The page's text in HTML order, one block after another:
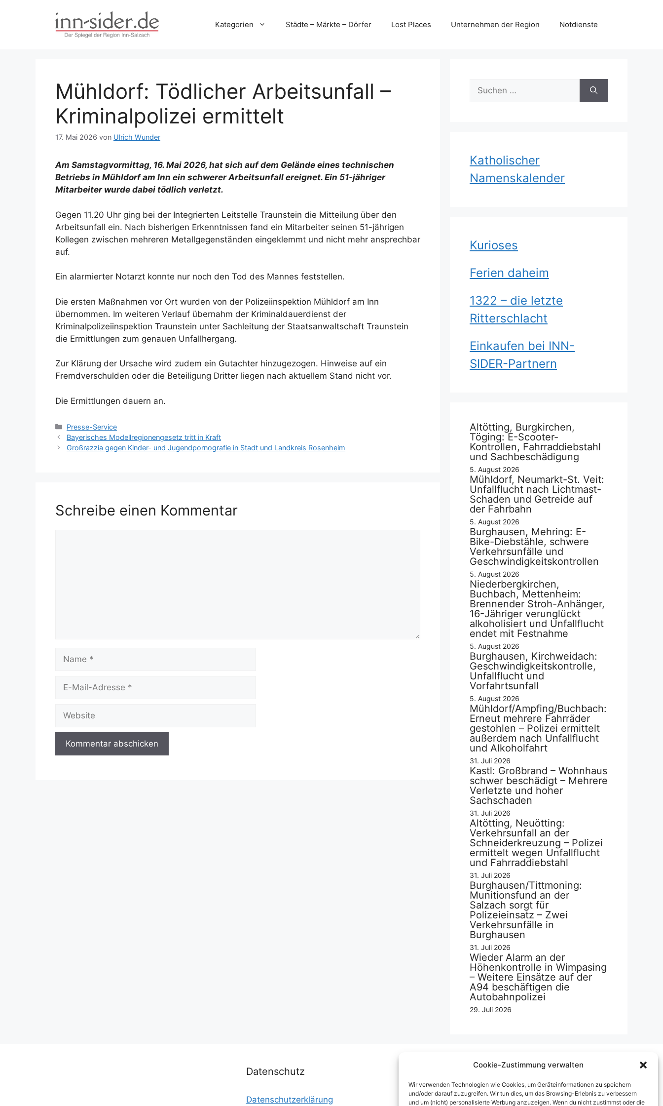
Cookie-Zustimmung verwalten
Wir verwenden Technologien wie Cookies, um Geräteinformationen zu speichern
und/oder darauf zuzugreifen. Wir tun dies, um das Browsing-Erlebnis zu verbessern
und um (nicht) personalisierte Werbung anzuzeigen. Wenn du nicht zustimmst oder die
Kategorien Städte – Märkte – Dörfer Lost Places Unternehmen der Region Notdienste
Mühldorf: Tödlicher Arbeitsunfall –
Kriminalpolizei ermittelt
17. Mai 2026 von Ulrich Wunder
Am Samstagvormittag, 16. Mai 2026, hat sich auf dem Gelände eines technischen
Betriebs in Mühldorf am Inn ein schwerer Arbeitsunfall ereignet. Ein 51-jähriger
Mitarbeiter wurde dabei tödlich verletzt.
Gegen 11.20 Uhr ging bei der Integrierten Leitstelle Traunstein die Mitteilung über den
Arbeitsunfall ein. Nach bisherigen Erkenntnissen fand ein Mitarbeiter seinen 51-jährigen
Kollegen zwischen mehreren Metallgegenständen eingeklemmt und nicht mehr ansprechbar
auf.
Ein alarmierter Notarzt konnte nur noch den Tod des Mannes feststellen.
Die ersten Maßnahmen vor Ort wurden von der Polizeiinspektion Mühldorf am Inn
übernommen. Im weiteren Verlauf übernahm der Kriminaldauerdienst der
Kriminalpolizeiinspektion Traunstein unter Sachleitung der Staatsanwaltschaft Traunstein
die Ermittlungen zum genauen Unfallhergang.
Zur Klärung der Ursache wird zudem ein Gutachter hinzugezogen. Hinweise auf ein
Fremdverschulden oder die Beteiligung Dritter liegen nach aktuellem Stand nicht vor.
Die Ermittlungen dauern an.
Kategorien
Presse-Service
Bayerisches Modellregionengesetz tritt in Kraft
Großrazzia gegen Kinder- und Jugendpornografie in Stadt und Landkreis Rosenheim
Schreibe einen Kommentar
Mail-
Suchen
nach:
Katholischer
Namenskalender
Kurioses
Ferien daheim
1322 – die letzte
Ritterschlacht
Einkaufen bei INN-
SIDER-Partnern
Altötting, Burgkirchen,
Töging: E-Scooter-
Kontrollen, Fahrraddiebstahl
und Sachbeschädigung
5. August 2026
Mühldorf, Neumarkt-St. Veit:
Unfallflucht nach Lichtmast-
Schaden und Getreide auf
der Fahrbahn
5. August 2026
Burghausen, Mehring: E-
Bike-Diebstähle, schwere
Verkehrsunfälle und
Geschwindigkeitskontrollen
5. August 2026
Niederbergkirchen,
Buchbach, Mettenheim:
Brennender Stroh-Anhänger,
16-Jähriger verunglückt
alkoholisiert und Unfallflucht
endet mit Festnahme
5. August 2026
Burghausen, Kirchweidach:
Geschwindigkeitskontrolle,
Unfallflucht und
Vorfahrtsunfall
5. August 2026
Mühldorf/Ampfing/Buchbach:
Erneut mehrere Fahrräder
gestohlen – Polizei ermittelt
außerdem nach Unfallflucht
und Alkoholfahrt
31. Juli 2026
Kastl: Großbrand – Wohnhaus
schwer beschädigt – Mehrere
Verletzte und hoher
Sachschaden
31. Juli 2026
Altötting, Neuötting:
Verkehrsunfall an der
Schneiderkreuzung – Polizei
ermittelt wegen Unfallflucht
und Fahrraddiebstahl
31. Juli 2026
Burghausen/Tittmoning:
Munitionsfund an der
Salzach sorgt für
Polizeieinsatz – Zwei
Verkehrsunfälle in
Burghausen
31. Juli 2026
Wieder Alarm an der
Höhenkontrolle in Wimpasing
– Weitere Einsätze auf der
A94 beschäftigen die
Autobahnpolizei
29. Juli 2026
Datenschutz
Datenschutzerklärung
Über uns
Impressum